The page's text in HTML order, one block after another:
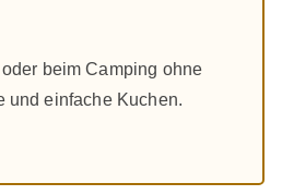
beim Camping ohne
und einfache Kuchen.